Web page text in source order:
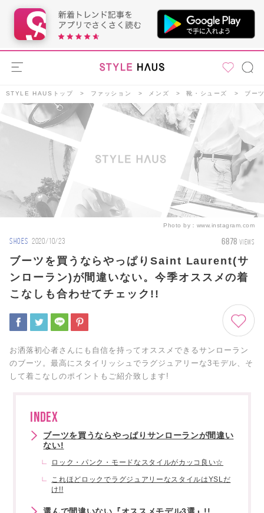
STYLE HAUSトップ ファッション メンズ 靴・シューズ ブー
Photo by： www.instagram.com
SHOES 2020/10/23 6878 VIEWS
ブーツを買うならやっぱりSaint Laurent(サ
ンローラン)が間違いない。今季オススメの着
こなしも合わせてチェック!!
お洒落初心者さんにも自信を持ってオススメできるサンローラン
のブーツ。最高にスタイリッシュでラグジュアリーな3モデル、そ
して着こなしのポイントもご紹介致します!
INDEX
ブーツを買うならやっぱりサンローランが間違い
ない!
ロック・パンク・モードなスタイルがカッコ良い☆
これほどロックでラグジュアリーなスタイルはYSLだ
け!!
選んで間違いない『オススメモデル3選』!!